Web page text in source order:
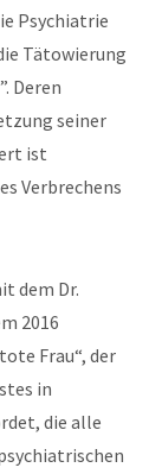
Psychiatrie
Tätowierung
Deren
seiner
ist
Verbrechens
dem Dr.
2016
Frau“, der
in
die alle